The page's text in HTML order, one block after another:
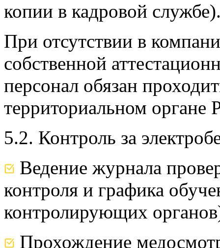
копии в кадровой
При отсутствии в
собственной
персонал обязан
территориальном органе
5.2. Контроль за
Ведение журнала
контроля и графика
контролирующих
Прохождение